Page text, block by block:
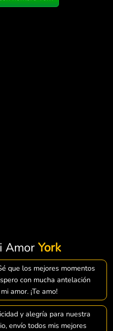
AmorYork
que los mejores momentos
con mucha antelación
amor. ¡Te amo!
y alegría para nuestra
envío todos mis mejores